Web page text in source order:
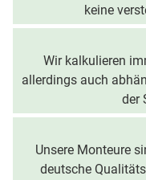
keine
Wir kalkulieren
allerdings auch
der
Unsere Monteure
deutsche